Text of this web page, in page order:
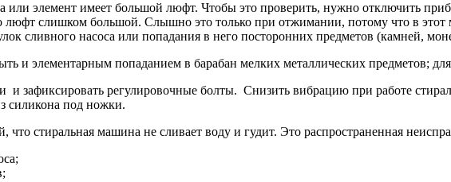
элемент имеет большой люфт. Чтобы это проверить, нужно отключить
люфт слишком большой. Слышно это только при отжимании, потому что в
сливного насоса или попадания в него посторонних предметов (камней,
и элементарным попаданием в барабан мелких металлических предметов;
и зафиксировать регулировочные болты. Снизить вибрацию при работе
силикона под ножки.
стиральная машина не сливает воду и гудит. Это распространенная